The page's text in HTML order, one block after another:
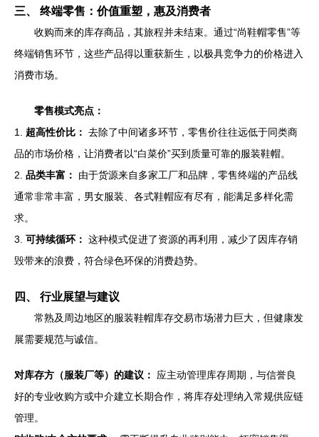
三、 终端零售：价值重塑，惠及消费者
收购而来的库存商品，其旅程并未结束。通过“尚鞋帽零售”等
终端销售环节，这些产品得以重获新生，以极具竞争力的价格进入
消费市场。
零售模式亮点：
1. 超高性价比： 去除了中间诸多环节，零售价往往远低于同类商
品的市场价格，让消费者以“白菜价”买到质量可靠的服装鞋帽。
2. 品类丰富：
由于货源来自多家工厂和品牌，零售终端的产品线
通常非常丰富，男女服装、各式鞋帽应有尽有，能满足多样化需
求。
3. 可持续循环： 这种模式促进了资源的再利用，减少了因库存销
毁带来的浪费，符合绿色环保的消费趋势。
四、 行业展望与建议
常熟及周边地区的服装鞋帽库存交易市场潜力巨大，但健康发
展需要规范与诚信。
对库存方（服装厂等）的建议：
应主动管理库存周期，与信誉良
好的专业收购方或中介建立长期合作，将库存处理纳入常规供应链
管理。